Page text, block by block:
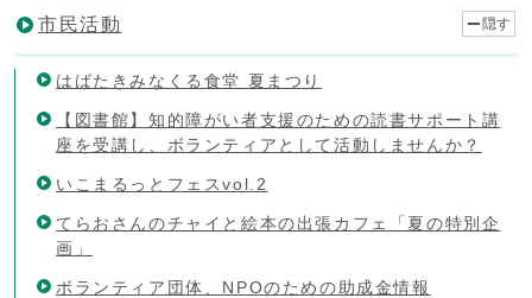
市民活動 隠す
はばたきみなくる食堂 夏まつり
【図書館】知的障がい者支援のための読書サポート講
座を受講し、ボランティアとして活動しませんか？
いこまるっとフェスvol.2
てらおさんのチャイと絵本の出張カフェ「夏の特別企
画」
ボランティア団体、NPOのための助成金情報